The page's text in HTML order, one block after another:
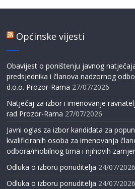
Općinske vijesti
Obavijest o poništenju javnog
predsjednika i članova nadzornog
d.o.o. Prozor-Rama 27/07/2026
Natječaj za izbor i imenovanje
rad Prozor-Rama 27/07/2026
Javni oglas za izbor kandidata za
kvalificiranih osoba za imenovanja
odbora/mobilnog tima i njihovih
Odluka o izboru ponuditelja 24/07/2026
Odluka o izboru ponuditelja 24/07/2026